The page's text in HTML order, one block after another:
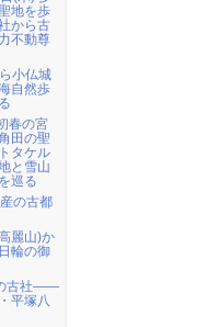
地を歩
から古
不動尊
小仏城
自然歩
春の宮
田の聖
タケル
と雪山
巡る
の古都
麗山)か
輪の御
古社――
平塚八